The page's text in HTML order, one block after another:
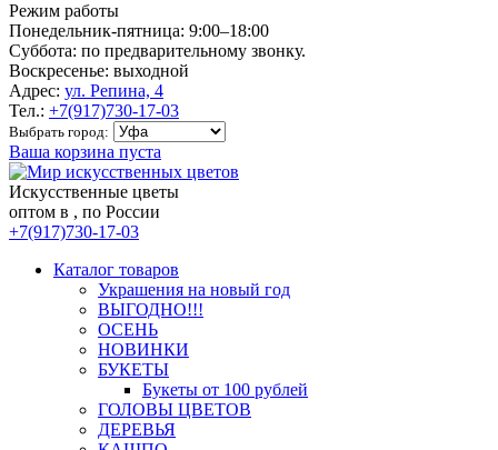
Режим работы
Понедельник-пятница: 9:00–18:00
Суббота: по предварительному звонку.
Воскресенье: выходной
Адрес: ул. Репина, 4
Тел.: +7(917)730-17-03
Выбрать город:
Ваша корзина пуста
Искусственные цветы
оптом в , по России
+7(917)730-17-03
Каталог товаров
Украшения на новый год
ВЫГОДНО!!!
ОСЕНЬ
НОВИНКИ
БУКЕТЫ
Букеты от 100 рублей
ГОЛОВЫ ЦВЕТОВ
ДЕРЕВЬЯ